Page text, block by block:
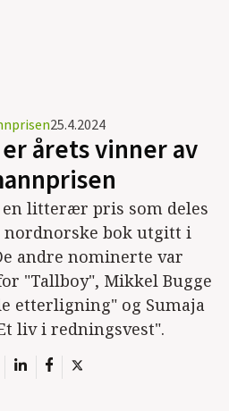
25.4.2024
årets vinner av
litterær pris som deles
bok utgitt i
andre nominerte var
"Tallboy", Mikkel Bugge
etterligning" og Sumaja
liv i redningsvest".